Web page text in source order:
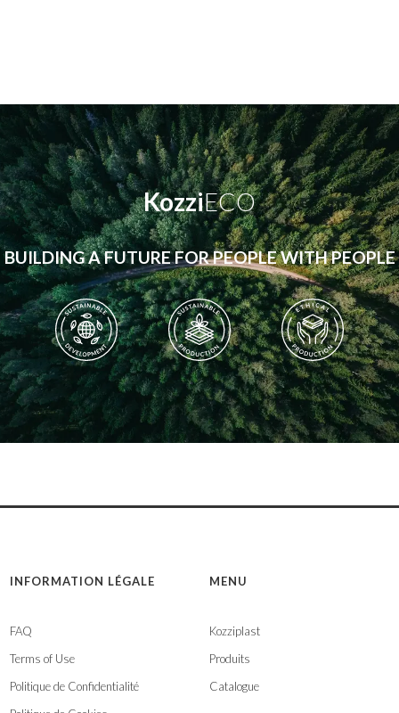
KozziECO
BUILDING A FUTURE FOR PEOPLE WITH PEOPLE
INFORMATION LÉGALE
FAQ
Terms of Use
Politique de Confidentialité
MENU
Kozziplast
Produits
Catalogue